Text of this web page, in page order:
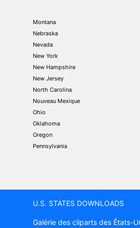
Montana
Nebraska
Nevada
New York
New Hampshire
New Jersey
North Carolina
Nouveau Mexique
Ohio
Oklahoma
Oregon
Pennsylvania
U.S. STATES DOWNLOADS
Galérie des cliparts des États-